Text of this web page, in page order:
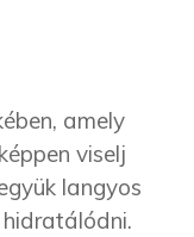
amely
viselj
langyos